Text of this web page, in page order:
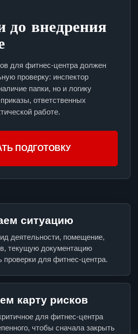
до внедрения
для фитнес-центра должен
проверку: инспектор
папки, но и логику
ответственных
работе.
ПОДГОТОВКУ
ситуацию
деятельности, помещение,
текущую документацию
проверки для фитнес-центра.
карту рисков
для фитнес-центра
чтобы сначала закрыть